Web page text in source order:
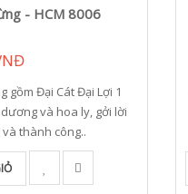
- HCM 8006
gồm Đại Cát Đại Lợi 1
và hoa ly, gởi lời
thành công..